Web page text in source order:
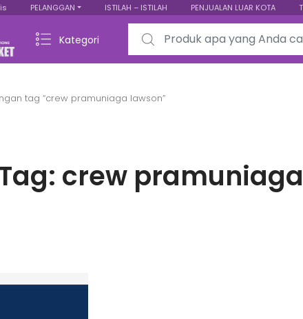
PELANGGAN ISTILAH – ISTILAH PENJUALAN LUAR KOTA
Kategori
Search for:
tag “crew pramuniaga lawson”
crew